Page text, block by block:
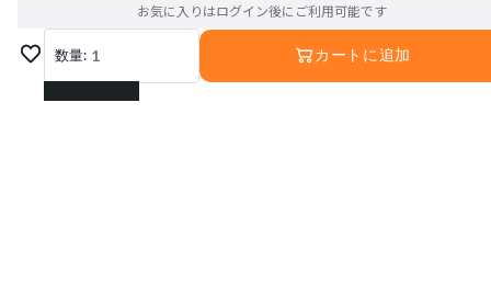
お気に入りはログイン後にご利用可能です
数量: 1
1
カートに追加